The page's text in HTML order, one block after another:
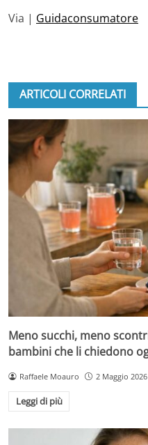
Via | Guidaconsumatore
ARTICOLI CORRELATI
Meno succhi, meno
bambini che li chiedono
Raffaele Moauro 2 Maggio 2026
Leggi di più